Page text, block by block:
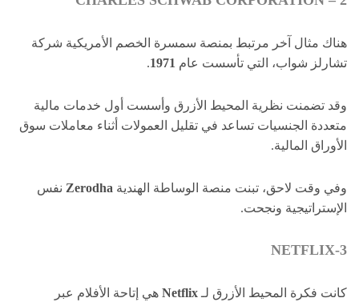
هناك مثال آخر مرتبط بمنصة سمسرة الخصم الأمريكية شركة
تشارلز شواب، التي تأسست عام 1971
.
وقد تضمنت نظرية المحيط الأزرق وأسست أول خدمات مالية
متعددة الجنسيات تساعد في تقليل العمولات أثناء معاملات سوق
الأوراق المالية.
وفي وقت لاحق، تبنت منصة الوساطة الهندية Zerodha نفس
الإستراتيجية ونجحت.
3-NETFLIX
كانت فكرة المحيط الأزرق لـ Netflix هي إتاحة الأفلام عبر